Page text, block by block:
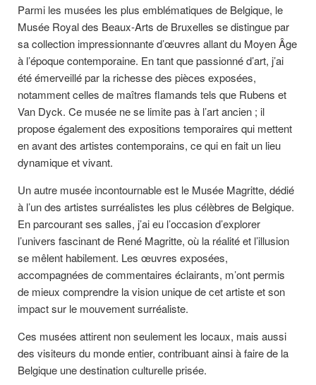
Parmi les musées les plus emblématiques de Belgique, le
Musée Royal des Beaux-Arts de Bruxelles se distingue par
sa collection impressionnante d’œuvres allant du Moyen Âge
à l’époque contemporaine. En tant que passionné d’art, j’ai
été émerveillé par la richesse des pièces exposées,
notamment celles de maîtres flamands tels que Rubens et
Van Dyck. Ce musée ne se limite pas à l’art ancien ; il
propose également des expositions temporaires qui mettent
en avant des artistes contemporains, ce qui en fait un lieu
dynamique et vivant.
Un autre musée incontournable est le Musée Magritte, dédié
à l’un des artistes surréalistes les plus célèbres de Belgique.
En parcourant ses salles, j’ai eu l’occasion d’explorer
l’univers fascinant de René Magritte, où la réalité et l’illusion
se mêlent habilement. Les œuvres exposées,
accompagnées de commentaires éclairants, m’ont permis
de mieux comprendre la vision unique de cet artiste et son
impact sur le mouvement surréaliste.
Ces musées attirent non seulement les locaux, mais aussi
des visiteurs du monde entier, contribuant ainsi à faire de la
Belgique une destination culturelle prisée.